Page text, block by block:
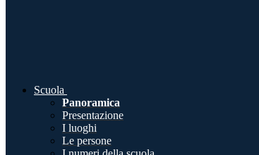
Scuola
Panoramica
Presentazione
I luoghi
Le persone